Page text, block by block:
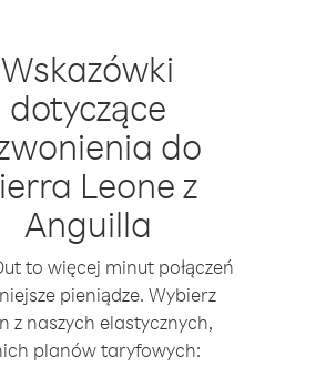
Wskazówki
dotyczące
do
Leone z
Anguilla
to więcej minut połączeń
pieniądze. Wybierz
z naszych elastycznych,
planów taryfowych: